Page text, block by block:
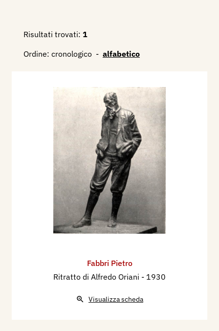
Risultati trovati: 1
Ordine: cronologico - alfabetico
Fabbri Pietro
Ritratto di Alfredo Oriani - 1930
Visualizza scheda